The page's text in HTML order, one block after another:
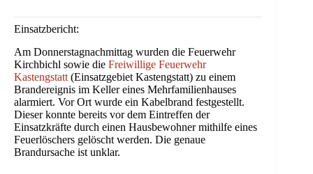
Einsatzbericht:
Am Donnerstagnachmittag wurden die Feuerwehr
Kirchbichl sowie die Freiwillige Feuerwehr
Kastengstatt (Einsatzgebiet Kastengstatt) zu einem
Brandereignis im Keller eines Mehrfamilienhauses
alarmiert. Vor Ort wurde ein Kabelbrand festgestellt.
Dieser konnte bereits vor dem Eintreffen der
Einsatzkräfte durch einen Hausbewohner mithilfe eines
Feuerlöschers gelöscht werden. Die genaue
Brandursache ist unklar.